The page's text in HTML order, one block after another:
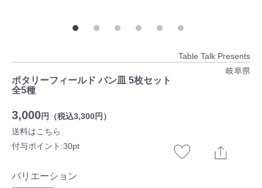
Table Talk Presents
岐阜県
ポタリーフィールド パン皿 5枚セット
全5種
3,000円（税込3,300円）
送料はこちら
付与ポイント:30pt
バリエーション